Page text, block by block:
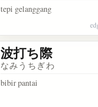
tepi gelanggang
kosakata 不手際
波打ち際
なみうちぎわ
bibir pantai